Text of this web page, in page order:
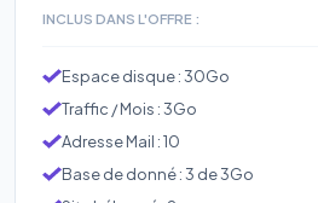
INCLUS DANS L'OFFRE :
Espace disque : 30Go
Traffic / Mois : 3Go
Adresse Mail : 10
Base de donné : 3 de 3Go